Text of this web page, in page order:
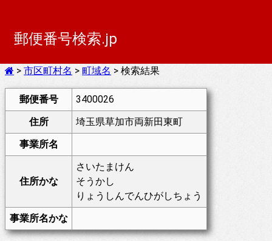
郵便番号検索.jp
> 市区町村名 > 町域名 > 検索結果
郵便番号
3400026
住所
埼玉県草加市両新田東町
事業所名
住所かな
さいたまけん
そうかし
りょうしんでんひがしちょう
事業所名かな